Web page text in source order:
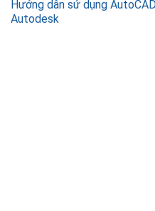
Hướng dẫn sử dụng
Autodesk